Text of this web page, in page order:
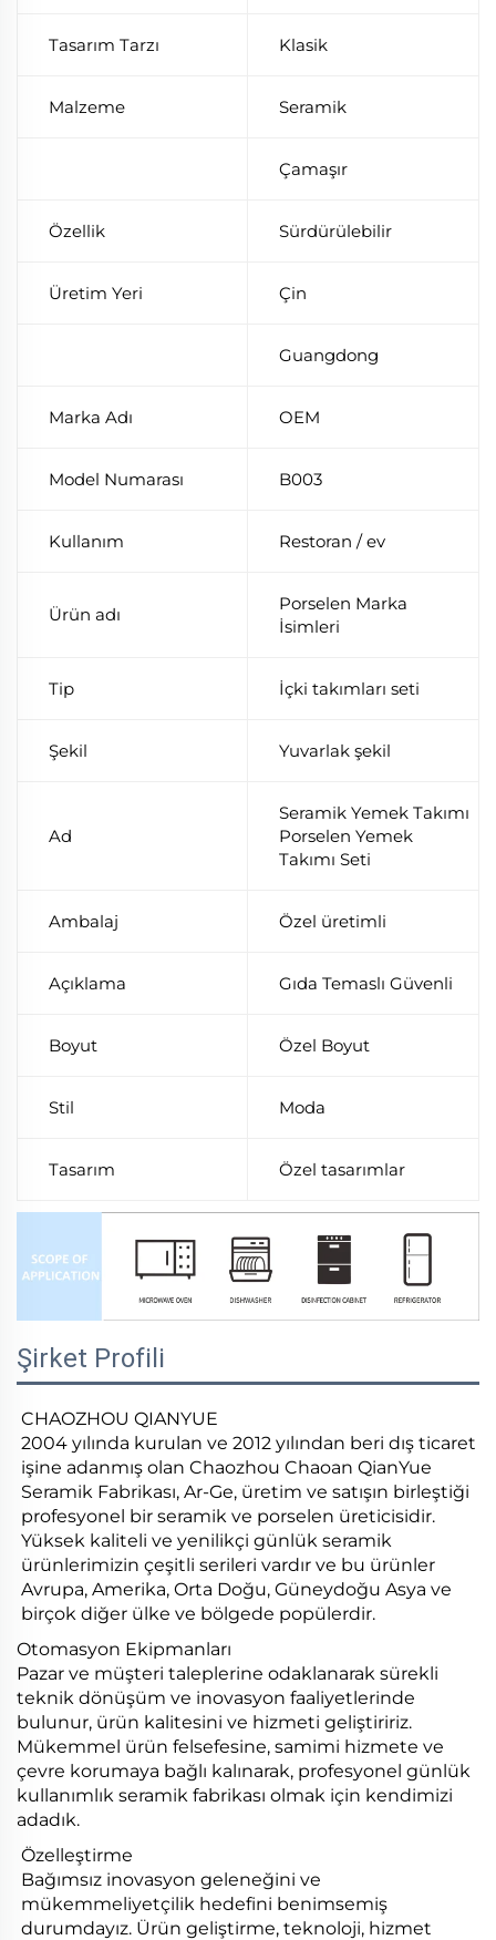
Tasarım Tarzı Klasik
Malzeme Seramik
Çamaşır
Özellik Sürdürülebilir
Üretim Yeri Çin
Guangdong
Marka Adı OEM
Model Numarası B003
Kullanım Restoran / ev
Ürün adı
Porselen Marka
İsimleri
Tip İçki takımları seti
Şekil Yuvarlak şekil
Ad
Seramik Yemek Takımı
Porselen Yemek
Takımı Seti
Ambalaj Özel üretimli
Açıklama Gıda Temaslı Güvenli
Boyut Özel Boyut
Stil Moda
Tasarım Özel tasarımlar
Şirket Profili
CHAOZHOU QIANYUE
2004 yılında kurulan ve 2012 yılından beri dış ticaret
işine adanmış olan Chaozhou Chaoan QianYue
Seramik Fabrikası, Ar-Ge, üretim ve satışın birleştiği
profesyonel bir seramik ve porselen üreticisidir.
Yüksek kaliteli ve yenilikçi günlük seramik
ürünlerimizin çeşitli serileri vardır ve bu ürünler
Avrupa, Amerika, Orta Doğu, Güneydoğu Asya ve
birçok diğer ülke ve bölgede popülerdir.
Otomasyon Ekipmanları
Pazar ve müşteri taleplerine odaklanarak sürekli
teknik dönüşüm ve inovasyon faaliyetlerinde
bulunur, ürün kalitesini ve hizmeti geliştiririz.
Mükemmel ürün felsefesine, samimi hizmete ve
çevre korumaya bağlı kalınarak, profesyonel günlük
kullanımlık seramik fabrikası olmak için kendimizi
adadık.
Özelleştirme
Bağımsız inovasyon geleneğini ve
mükemmeliyetçilik hedefini benimsemiş
durumdayız. Ürün geliştirme, teknoloji, hizmet